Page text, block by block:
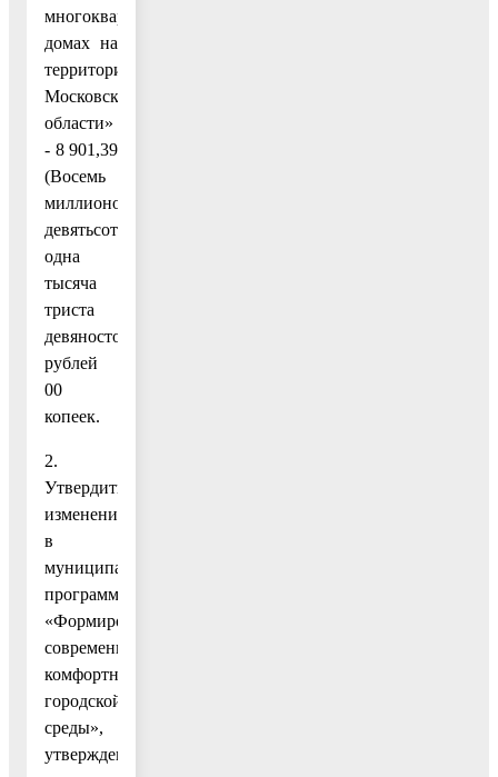
многоквартирных
домах на
территории
Московской
области»
- 8 901,39
(Восемь
миллионов
девятьсот
одна
тысяча
триста
девяносто)
рублей
00
копеек.
2.
Утвердить
изменения
в
муниципальную
программу
«Формирование
современной
комфортной
городской
среды»,
утвержденную